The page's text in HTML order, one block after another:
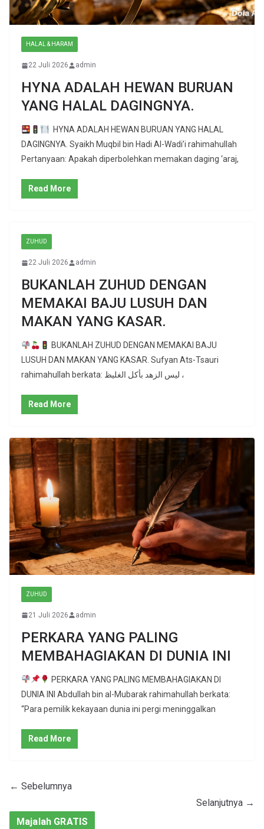
HALAL & HARAM
22 Juli 2026 admin
HYNA ADALAH HEWAN BURUAN
YANG HALAL DAGINGNYA.
HYNA ADALAH HEWAN BURUAN YANG HALAL
DAGINGNYA. Syaikh Muqbil bin Hadi Al-Wadi’i rahimahullah
Pertanyaan: Apakah diperbolehkan memakan daging ‘araj,
Read More
ZUHUD
22 Juli 2026 admin
BUKANLAH ZUHUD DENGAN
MEMAKAI BAJU LUSUH DAN
MAKAN YANG KASAR.
BUKANLAH ZUHUD DENGAN MEMAKAI BAJU
LUSUH DAN MAKAN YANG KASAR. Sufyan Ats-Tsauri
rahimahullah berkata: ليس الزهد بأكل الغليظ ،
Read More
ZUHUD
21 Juli 2026 admin
PERKARA YANG PALING
MEMBAHAGIAKAN DI DUNIA INI
PERKARA YANG PALING MEMBAHAGIAKAN DI
DUNIA INI Abdullah bin al-Mubarak rahimahullah berkata:
“Para pemilik kekayaan dunia ini pergi meninggalkan
Read More
← Sebelumnya
Selanjutnya →
Majalah GRATIS